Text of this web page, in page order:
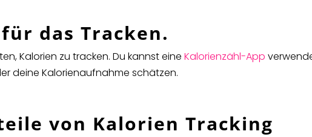
das Tracken.
Kalorien zu tracken. Du kannst eineKalorienzähl-App
deine Kalorienaufnahme schätzen.
von Kalorien Tracking